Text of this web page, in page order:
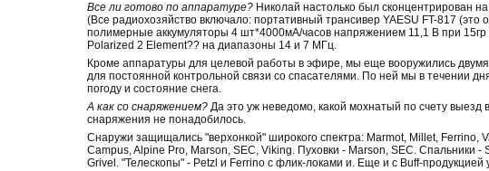
Все ли готово по аппаратуре?Николай настолько был сконцентрирован
(Все радиохозяйство включало: портативный трансивер YAESU FT-817
полимерные аккумуляторы 4 шт*4000мА/часов напряжением 11,1 В при
Polarized 2 Element?? на диапазоны 14 и 7 МГц.
Кроме аппаратуры для целевой работы в эфире, мы еще вооружились
для постоянной контрольной связи со спасателями. По ней мы в течении
погоду и состояние снега.
А как со снаряжением?Да это уж неведомо, какой мохнатый по счету выезд
снаряжения не понадобилось.
Снаружи защищались "верхонкой" широкого спектра: Marmot, Millet,
Campus, Alpine Pro, Marson, SEC, Viking. Пуховки - Marson, SEC. Спальники
Grivel. "Телескопы" - Petzl и Ferrino с флик-локами и. Еще и с Buff-продукцией